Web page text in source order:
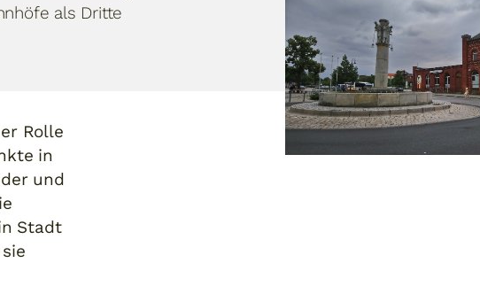
als Dritte
Rolle
in
und
Stadt